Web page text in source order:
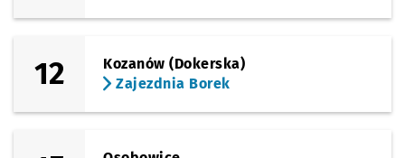
12
Kozanów (Dokerska)
Zajezdnia Borek